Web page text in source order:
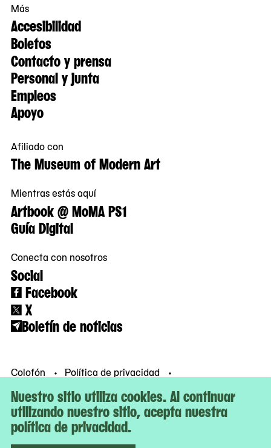
Nuestro sitio utiliza cookies. Al continuar
utilizando nuestro sitio, acepta nuestra
política de privacidad.
Más
Accesibilidad
Boletos
Contacto y prensa
Personal y junta
Empleos
Apoyo
Afiliado con
The Museum of Modern Art
Mientras estás aquí
Artbook @ MoMA PS1
Guía Digital
Conecta con nosotros
Social
Facebook
X
Boletín de noticias
Colofón
Política de privacidad